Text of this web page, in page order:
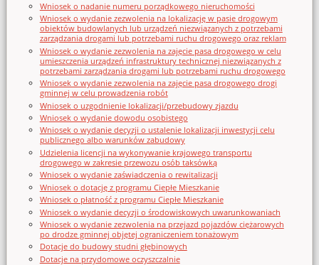
Wniosek o nadanie numeru porządkowego nieruchomości
Wniosek o wydanie zezwolenia na lokalizację w pasie drogowym
obiektów budowlanych lub urządzeń niezwiązanych z potrzebami
zarządzania drogami lub potrzebami ruchu drogowego oraz reklam
Wniosek o wydanie zezwolenia na zajęcie pasa drogowego w celu
umieszczenia urządzeń infrastruktury technicznej niezwiązanych z
potrzebami zarządzania drogami lub potrzebami ruchu drogowego
Wniosek o wydanie zezwolenia na zajęcie pasa drogowego drogi
gminnej w celu prowadzenia robót
Wniosek o uzgodnienie lokalizacji/przebudowy zjazdu
Wniosek o wydanie dowodu osobistego
Wniosek o wydanie decyzji o ustalenie lokalizacji inwestycji celu
publicznego albo warunków zabudowy
Udzielenia licencji na wykonywanie krajowego transportu
drogowego w zakresie przewozu osób taksówką
Wniosek o wydanie zaświadczenia o rewitalizacji
Wniosek o dotację z programu Ciepłe Mieszkanie
Wniosek o płatność z programu Ciepłe Mieszkanie
Wniosek o wydanie decyzji o środowiskowych uwarunkowaniach
Wniosek o wydanie zezwolenia na przejazd pojazdów ciężarowych
po drodze gminnej objętej ograniczeniem tonażowym
Dotacje do budowy studni głębinowych
Dotacje na przydomowe oczyszczalnie